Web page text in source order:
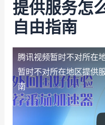
提供服务怎
自由指南
腾讯视频暂时不对所在
暂时不对所在地区提供
南